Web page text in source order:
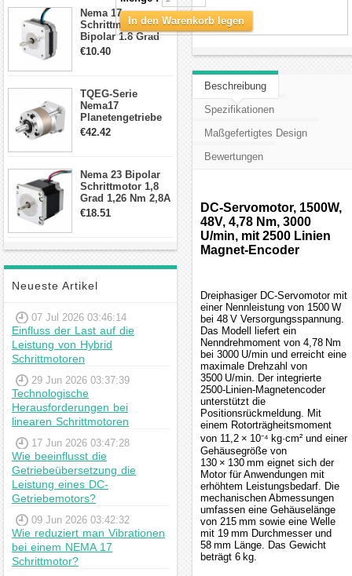
Anschlüssen
Nema 17
Schrittmotor
Bipolar 1.8 Grad
8.7Ncm 1A 3.5V 4
€10.40
TQEG-Serie
Nema17
Planetengetriebe
10:1 Spiel 15Arc-
€42.42
Nema 23 Bipolar
Schrittmotor 1,8
Grad 1,26 Nm 2,8A
2,5V 4 Drähte
€18.51
Neueste Artikel
07 Jul 2026 03:46:14
Einfluss der Last auf die
Leistung von Hybrid
Schrittmotoren
29 Jun 2026 03:37:39
Technologische
Herausforderungen bei
linearen Schrittmotoren
17 Jun 2026 03:47:28
Wie beeinflusst die
Getriebeübersetzung die
Leistung eines DC-
Getriebemotors?
09 Jun 2026 03:42:32
Wie reduziert man Vibrationen
bei einem NEMA 17
Schrittmotor?
In den Warenkorb legen
Beschreibung
Spezifikationen
Maßgefertigtes Design
Bewertungen
DC-Servomotor, 1500W,
48V, 4,78 Nm, 3000
U/min, mit 2500 Linien
Magnet-Encoder
Dreiphasiger DC-Servomotor mit
einer Nennleistung von 1500 W
bei 48 V Versorgungsspannung.
Das Modell liefert ein
Nenndrehmoment von 4,78 Nm
bei 3000 U/min und erreicht eine
maximale Drehzahl von
3500 U/min. Der integrierte
2500-Linien-Magnetencoder
unterstützt die
Positionsrückmeldung. Mit
einem Rotorträgheitsmoment
von 11,2 × 10⁻⁴ kg·cm² und einer
Gehäusegröße von
130 × 130 mm eignet sich der
Motor für Anwendungen mit
erhöhtem Leistungsbedarf. Die
mechanischen Abmessungen
umfassen eine Gehäuselänge
von 215 mm sowie eine Welle
mit 19 mm Durchmesser und
58 mm Länge. Das Gewicht
beträgt 6 kg.